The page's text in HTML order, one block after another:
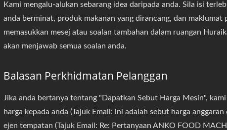
Kami mengalu-alukan sebarang idea daripada anda. Sila isi
anda berminat, produk makanan yang dirancang, dan maklumat
memasukkan mesej atau soalan tambahan dalam ruangan
akan menjawab semua soalan anda.
Balasan Perkhidmatan Pelanggan
Jika anda bertanya tentang "Dapatkan Sebut Harga Mesin",
harga kepada anda (Tajuk Email: ini adalah sebut harga
ejen tempatan (Tajuk Email: Re: Pertanyaan ANKO FOOD